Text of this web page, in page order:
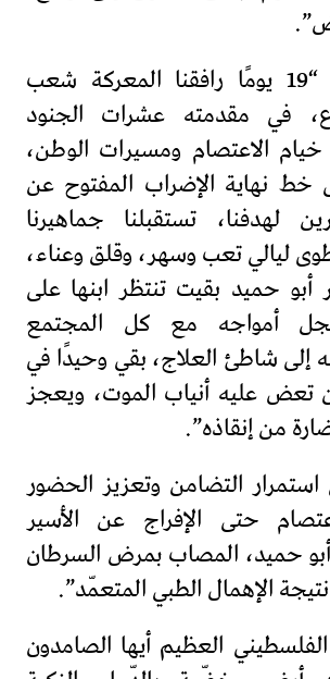
وأضاف البيان: “19 يومًا رافقنا المعركة شعب
في مقدمته عشرات الجنود
الاعتصام ومسيرات الوطن،
خط نهاية الإضراب المفتوح عن
لهدفنا، تستقبلنا جماهيرنا
طوى ليالي تعب وسهر، وقلق وعناء،
حميد بقيت تنتظر ابنها على
أمواجه مع كل المجتمع
إلى شاطئ العلاج، بقي وحيدًا في
عليه أنياب الموت، ويعجز
من إنقاذه”.
استمرار التضامن وتعزيز الحضور
حتى الإفراج عن الأسير
حميد، المصاب بمرض السرطان
الإهمال الطبي المتعمّد”.
العظيم أيها الصامدون